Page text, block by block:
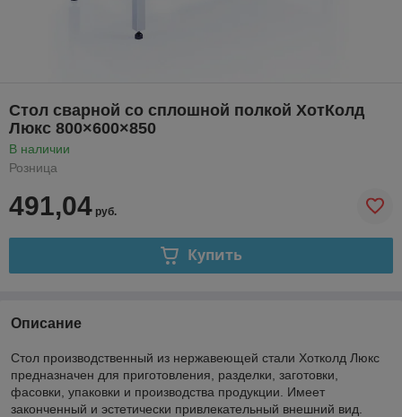
Стол сварной со сплошной полкой ХотКолд
Люкс 800×600×850
В наличии
Розница
491,04 руб.
Купить
Описание
Стол производственный из нержавеющей стали Хотколд Люкс
предназначен для приготовления, разделки, заготовки,
фасовки, упаковки и производства продукции. Имеет
законченный и эстетически привлекательный внешний вид.